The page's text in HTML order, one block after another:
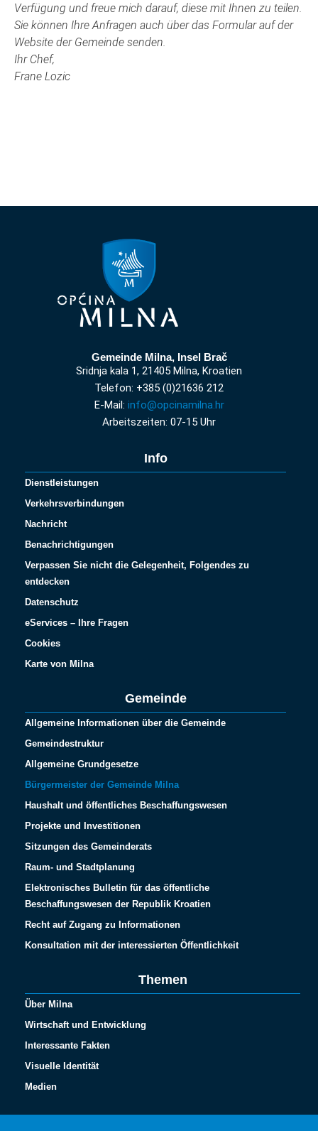
Verfügung und freue mich darauf, diese mit Ihnen zu teilen.
Sie können Ihre Anfragen auch über das Formular auf der
Website der Gemeinde senden.
Ihr Chef,
Frane Lozic
Gemeinde Milna, Insel Brač
Sridnja kala 1, 21405 Milna, Kroatien
Telefon: +385 (0)21636 212
E-Mail: info@opcinamilna.hr
Arbeitszeiten: 07-15 Uhr
Info
Dienstleistungen
Verkehrsverbindungen
Nachricht
Benachrichtigungen
Verpassen Sie nicht die Gelegenheit, Folgendes zu
entdecken
Datenschutz
eServices – Ihre Fragen
Cookies
Karte von Milna
Gemeinde
Allgemeine Informationen über die Gemeinde
Gemeindestruktur
Allgemeine Grundgesetze
Bürgermeister der Gemeinde Milna
Haushalt und öffentliches Beschaffungswesen
Projekte und Investitionen
Sitzungen des Gemeinderats
Raum- und Stadtplanung
Elektronisches Bulletin für das öffentliche
Beschaffungswesen der Republik Kroatien
Recht auf Zugang zu Informationen
Konsultation mit der interessierten Öffentlichkeit
Themen
Über Milna
Wirtschaft und Entwicklung
Interessante Fakten
Visuelle Identität
Medien